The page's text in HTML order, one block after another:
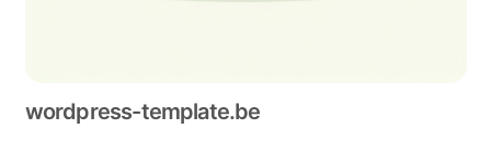
wordpress-template.be